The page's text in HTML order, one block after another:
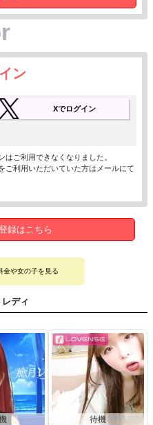
ン
Xでログイン
ご利用できなくなりました。
ご利用いただいていた方はメールにて
録はこちら
金や女の子を見る
ディ
待機